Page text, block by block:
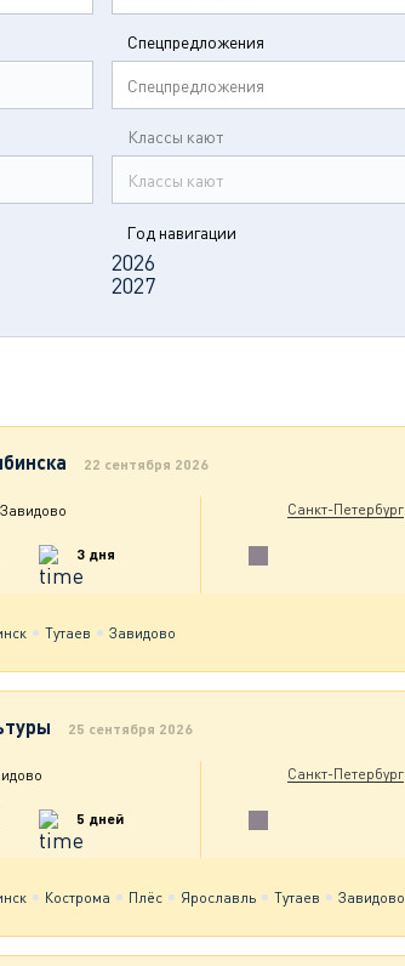
Спецпредложения
Спецпредложения
Классы кают
Классы кают
Год навигации
2026
2027
22 сентября 2026
Завидово
3 дня
Санкт-Петербург
Тутаев Завидово
25 сентября 2026
5 дней
Санкт-Петербург
Кострома Плёс Ярославль Тутаев Завидово